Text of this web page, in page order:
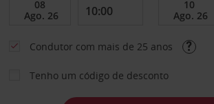
Condutor com mais de 25 anos
Tenho um código de desconto